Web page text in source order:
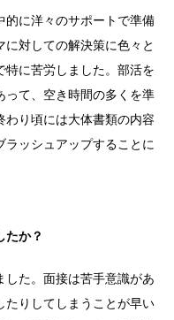
的に洋々のサポートで準備
対しての解決策に色々と
特に苦労しました。部活を
って、空き時間の多くを準
わり頃には大体書類の内容
ラッシュアップすることに
たか？
した。面接は苦手意識があ
たりしてしまうことが早い